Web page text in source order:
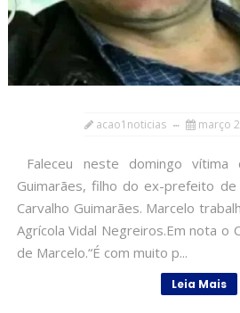
acao1noticias março
Faleceu neste domingo vítima
Guimarães, filho do ex-prefeito de
Carvalho Guimarães. Marcelo
Agrícola Vidal Negreiros.Em nota o
de Marcelo.“É com muito p...
Leia Mais